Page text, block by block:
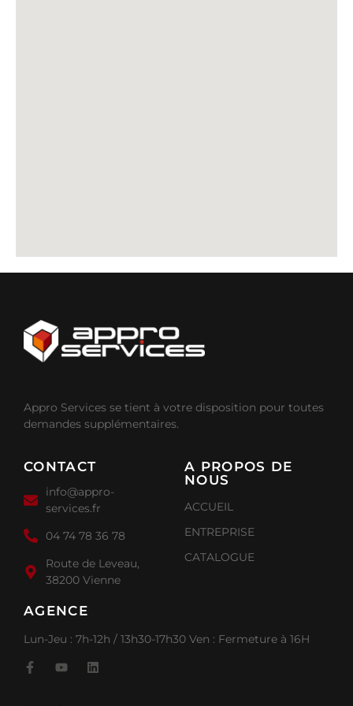
Appro Services se tient à votre disposition pour toutes
demandes supplémentaires.
CONTACT
info@appro-
services.fr
04 74 78 36 78
Route de Leveau,
38200 Vienne
A PROPOS DE
NOUS
ACCUEIL
ENTREPRISE
CATALOGUE
AGENCE
Lun-Jeu : 7h-12h / 13h30-17h30 Ven : Fermeture à 16H